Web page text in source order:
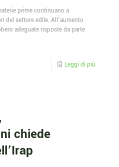
prime continuano a
del settore edile. All’aumento
adeguate risposte da parte
Leggi di più
chiede